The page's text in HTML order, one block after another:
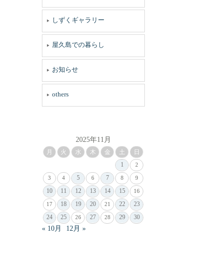
しずくギャラリー
屋久島での暮らし
お知らせ
others
2025年11月
月 火 水 木 金 土
日
1
2
3 4 5 6 7 8 9
10 11 12 13 14 15 16
17 18 19 20 21 22
23
24
25 26 27 28 29 30
« 10月 12月 »